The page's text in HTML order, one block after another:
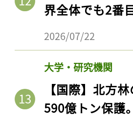
界全体でも2番
2026/07/22
大学・研究機関
【国際】北方
590億トン保護